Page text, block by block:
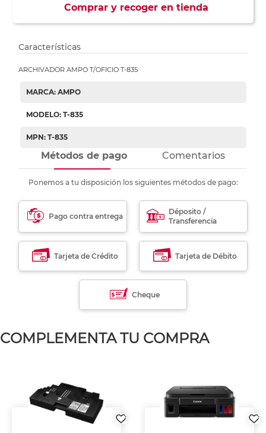
Comprar y recoger en tienda
Características
ARCHIVADOR AMPO T/OFICIO T-835
MARCA: AMPO
MODELO: T-835
MPN: T-835
Métodos de pago Comentarios
Ponemos a tu disposición los siguientes métodos de pago:
Pago contra entrega
Déposito /
Transferencia
Tarjeta de Crédito Tarjeta de Débito
Cheque
COMPLEMENTA TU COMPRA